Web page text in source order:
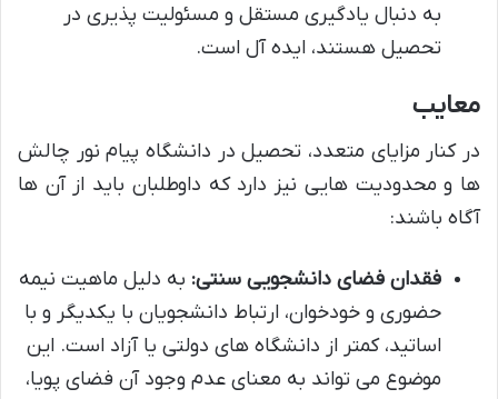
به دنبال یادگیری مستقل و مسئولیت پذیری در
تحصیل هستند، ایده آل است.
معایب
در کنار مزایای متعدد، تحصیل در دانشگاه پیام نور چالش
ها و محدودیت هایی نیز دارد که داوطلبان باید از آن ها
آگاه باشند:
فقدان فضای دانشجویی سنتی: به دلیل ماهیت نیمه
حضوری و خودخوان، ارتباط دانشجویان با یکدیگر و با
اساتید، کمتر از دانشگاه های دولتی یا آزاد است. این
موضوع می تواند به معنای عدم وجود آن فضای پویا،